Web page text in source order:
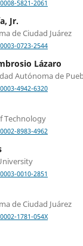
5821-2061
Jr.
de Ciudad Juárez
0723-2544
Lázaro
Autónoma de
4942-6320
Technology
8983-4962
0010-2851
de Ciudad Juárez
1781-054X